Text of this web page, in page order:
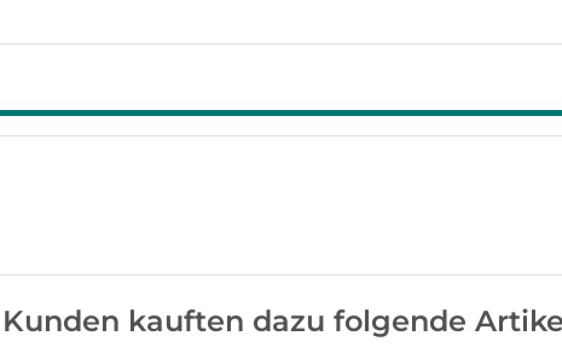
Kunden kauften dazu folgende